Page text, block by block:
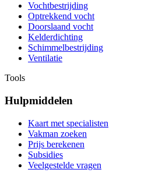
Vochtbestrijding
Optrekkend vocht
Doorslaand vocht
Kelderdichting
Schimmelbestrijding
Ventilatie
Tools
Hulpmiddelen
Kaart met specialisten
Vakman zoeken
Prijs berekenen
Subsidies
Veelgestelde vragen